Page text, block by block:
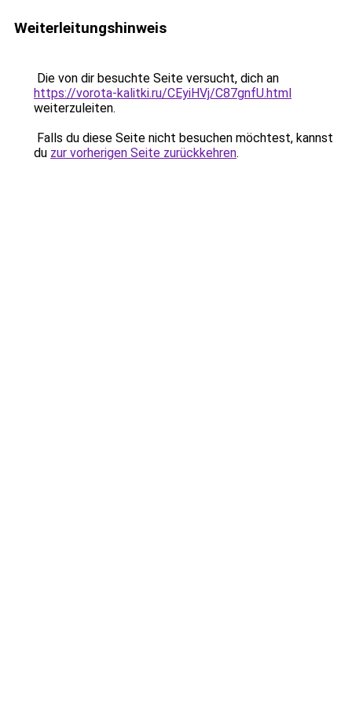
Weiterleitungshinweis
Die von dir besuchte Seite versucht, dich an
https://vorota-kalitki.ru/CEyiHVj/C87gnfU.html
weiterzuleiten.
Falls du diese Seite nicht besuchen möchtest, kannst
du zur vorherigen Seite zurückkehren.